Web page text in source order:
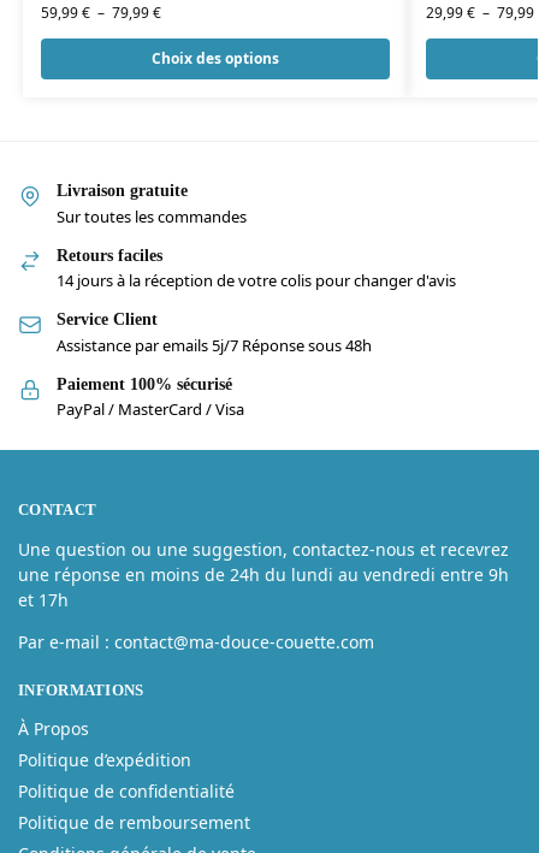
59,99€ – 79,99€
Choix des options
29,99€ – 79,99
Livraison gratuite
Sur toutes les commandes
Retours faciles
14 jours à la réception de votre colis pour changer d'avis
Service Client
Assistance par emails 5j/7 Réponse sous 48h
Paiement 100% sécurisé
PayPal / MasterCard / Visa
CONTACT
Une question ou une suggestion, contactez-nous et recevrez
une réponse en moins de 24h du lundi au vendredi entre 9h
et 17h
Par e-mail : contact@ma-douce-couette.com
INFORMATIONS
À Propos
Politique d’expédition
Politique de confidentialité
Politique de remboursement